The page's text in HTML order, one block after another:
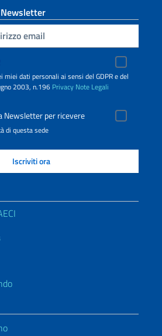
dati personali ai sensi del GDPR e del
2003, n.196 Privacy Note Legali
Newsletter per ricevere
di questa sede